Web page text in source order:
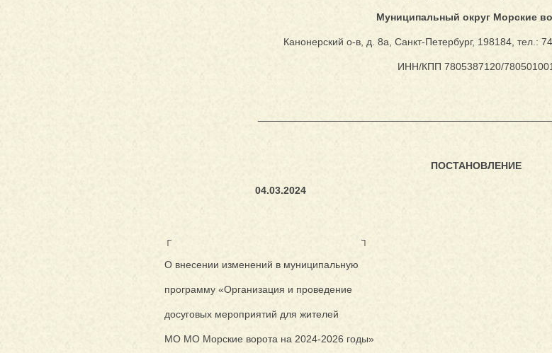
Муниципальный округ Морские
Канонерский о-в, д. 8а, Санкт-Петербург, 198184, тел.:
ИНН/КПП 7805387120/780501001
ПОСТАНОВЛЕНИЕ
04.03.2024
┌ ┐
О внесении изменений в муниципальную
программу «Организация и проведение
досуговых мероприятий для жителей
МО МО Морские ворота на 2024-2026 годы»